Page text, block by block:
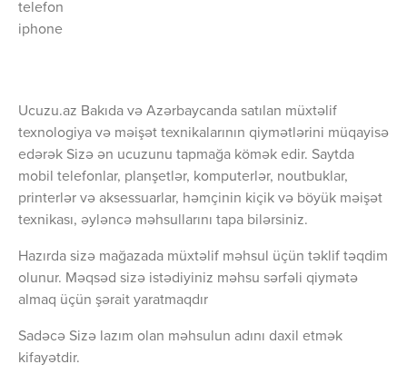
telefon
iphone
Ucuzu.az Bakıda və Azərbaycanda satılan müxtəlif
texnologiya və məişət texnikalarının qiymətlərini müqayisə
edərək Sizə ən ucuzunu tapmağa kömək edir. Saytda
mobil telefonlar, planşetlər, komputerlər, noutbuklar,
printerlər və aksessuarlar, həmçinin kiçik və böyük məişət
texnikası, əyləncə məhsullarını tapa bilərsiniz.
Hazırda sizə mağazada müxtəlif məhsul üçün təklif təqdim
olunur. Məqsəd sizə istədiyiniz məhsu sərfəli qiymətə
almaq üçün şərait yaratmaqdır
Sadəcə Sizə lazım olan məhsulun adını daxil etmək
kifayətdir.